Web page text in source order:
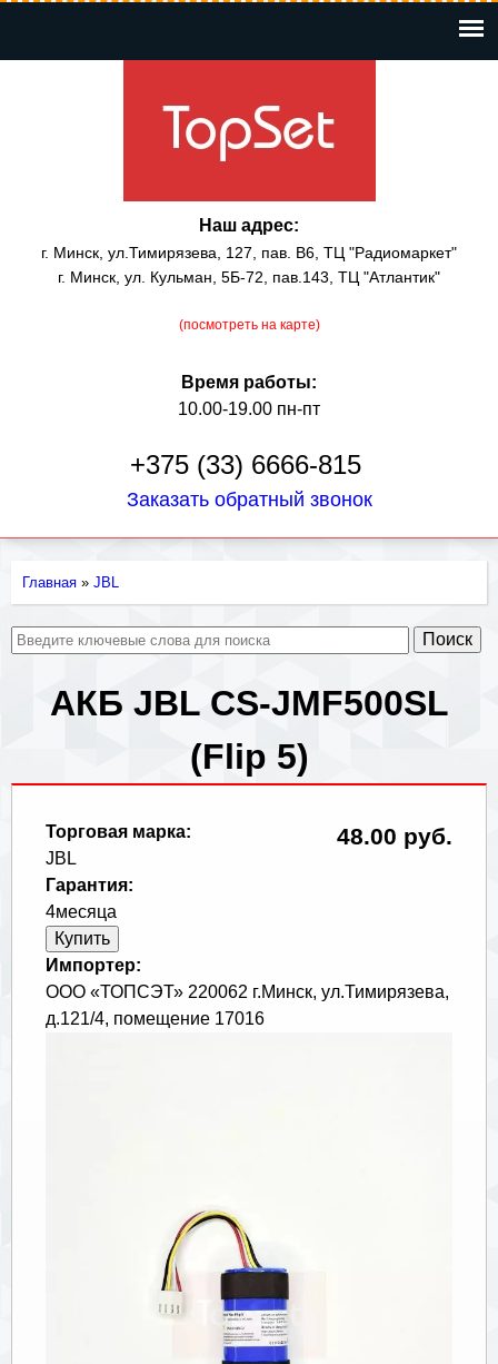
содержанию
Наш адрес:
г. Минск, ул.Тимирязева, 127, пав. В6, ТЦ "Радиомаркет"
г. Минск, ул. Кульман, 5Б-72, пав.143, ТЦ "Атлантик"
(посмотреть на карте)
Время работы:
10.00-19.00 пн-пт
+375 (33) 6666-815
Заказать обратный звонок
Вы
здесь
Главная » JBL
АКБ JBL CS-JMF500SL
(Flip 5)
48.00 руб.
Торговая марка:
JBL
Гарантия:
4месяца
Импортер:
ООО «ТОПСЭТ» 220062 г.Минск, ул.Тимирязева,
д.121/4, помещение 17016